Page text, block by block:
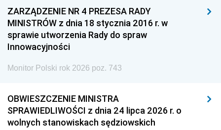
ZARZĄDZENIE NR 4 PREZESA RADY
MINISTRÓW z dnia 18 stycznia 2016 r. w
sprawie utworzenia Rady do spraw
Innowacyjności
Monitor Polski rok 2026 poz. 743
OBWIESZCZENIE MINISTRA
SPRAWIEDLIWOŚCI z dnia 24 lipca 2026 r. o
wolnych stanowiskach sędziowskich